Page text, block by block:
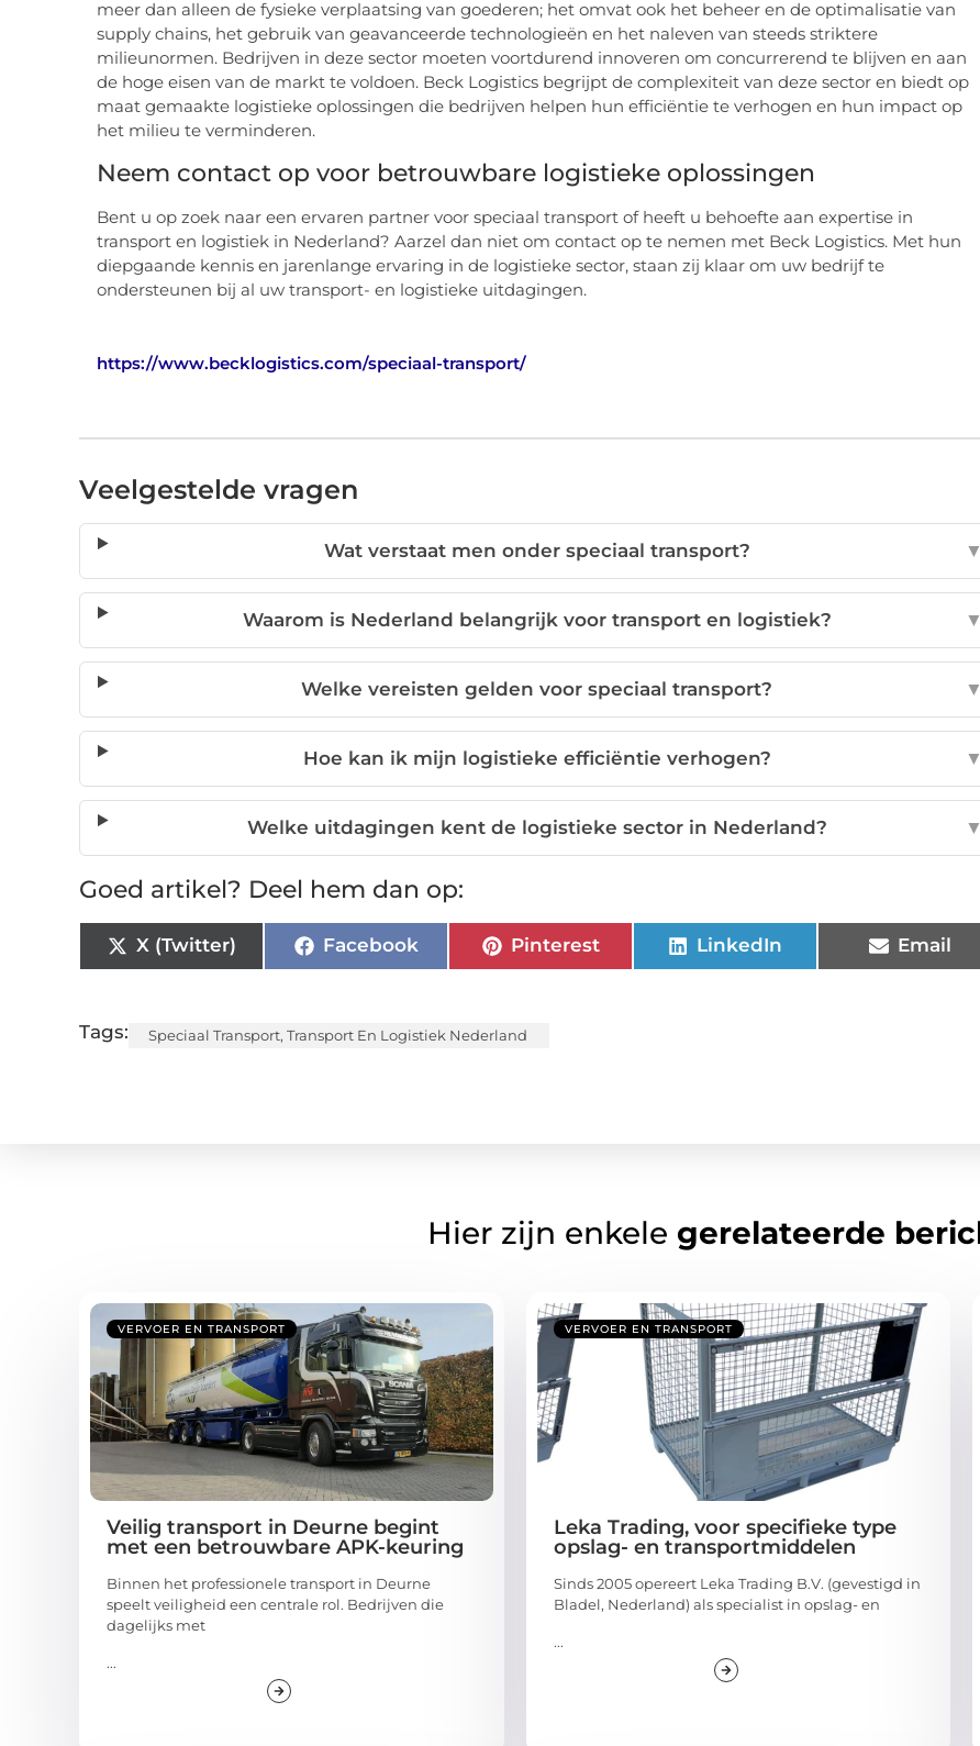
meer dan alleen de fysieke verplaatsing van goederen; het omvat ook het beheer en de optimalisatie van
supply chains, het gebruik van geavanceerde technologieën en het naleven van steeds striktere
milieunormen. Bedrijven in deze sector moeten voortdurend innoveren om concurrerend te blijven en aan
de hoge eisen van de markt te voldoen. Beck Logistics begrijpt de complexiteit van deze sector en biedt op
maat gemaakte logistieke oplossingen die bedrijven helpen hun efficiëntie te verhogen en hun impact op
het milieu te verminderen.
Neem contact op voor betrouwbare logistieke oplossingen
Bent u op zoek naar een ervaren partner voor speciaal transport of heeft u behoefte aan expertise in
transport en logistiek in Nederland? Aarzel dan niet om contact op te nemen met Beck Logistics. Met hun
diepgaande kennis en jarenlange ervaring in de logistieke sector, staan zij klaar om uw bedrijf te
ondersteunen bij al uw transport- en logistieke uitdagingen.
https://www.becklogistics.com/speciaal-transport/
Veelgestelde vragen
Wat verstaat men onder speciaal transport? ▼
Waarom is Nederland belangrijk voor transport en logistiek? ▼
Welke vereisten gelden voor speciaal transport? ▼
Hoe kan ik mijn logistieke efficiëntie verhogen? ▼
Welke uitdagingen kent de logistieke sector in Nederland? ▼
Goed artikel? Deel hem dan op:
X (Twitter) Facebook Pinterest LinkedIn Email
Tags: Speciaal Transport Transport En Logistiek Nederland
Hier zijn enkele gerelateerde
VERVOER EN TRANSPORT
Veilig transport in Deurne begint
met een betrouwbare APK-keuring
Binnen het professionele transport in Deurne
speelt veiligheid een centrale rol. Bedrijven die
dagelijks met
VERVOER EN TRANSPORT
Leka Trading, voor specifieke type
opslag- en transportmiddelen
Sinds 2005 opereert Leka Trading B.V. (gevestigd in
Bladel, Nederland) als specialist in opslag- en